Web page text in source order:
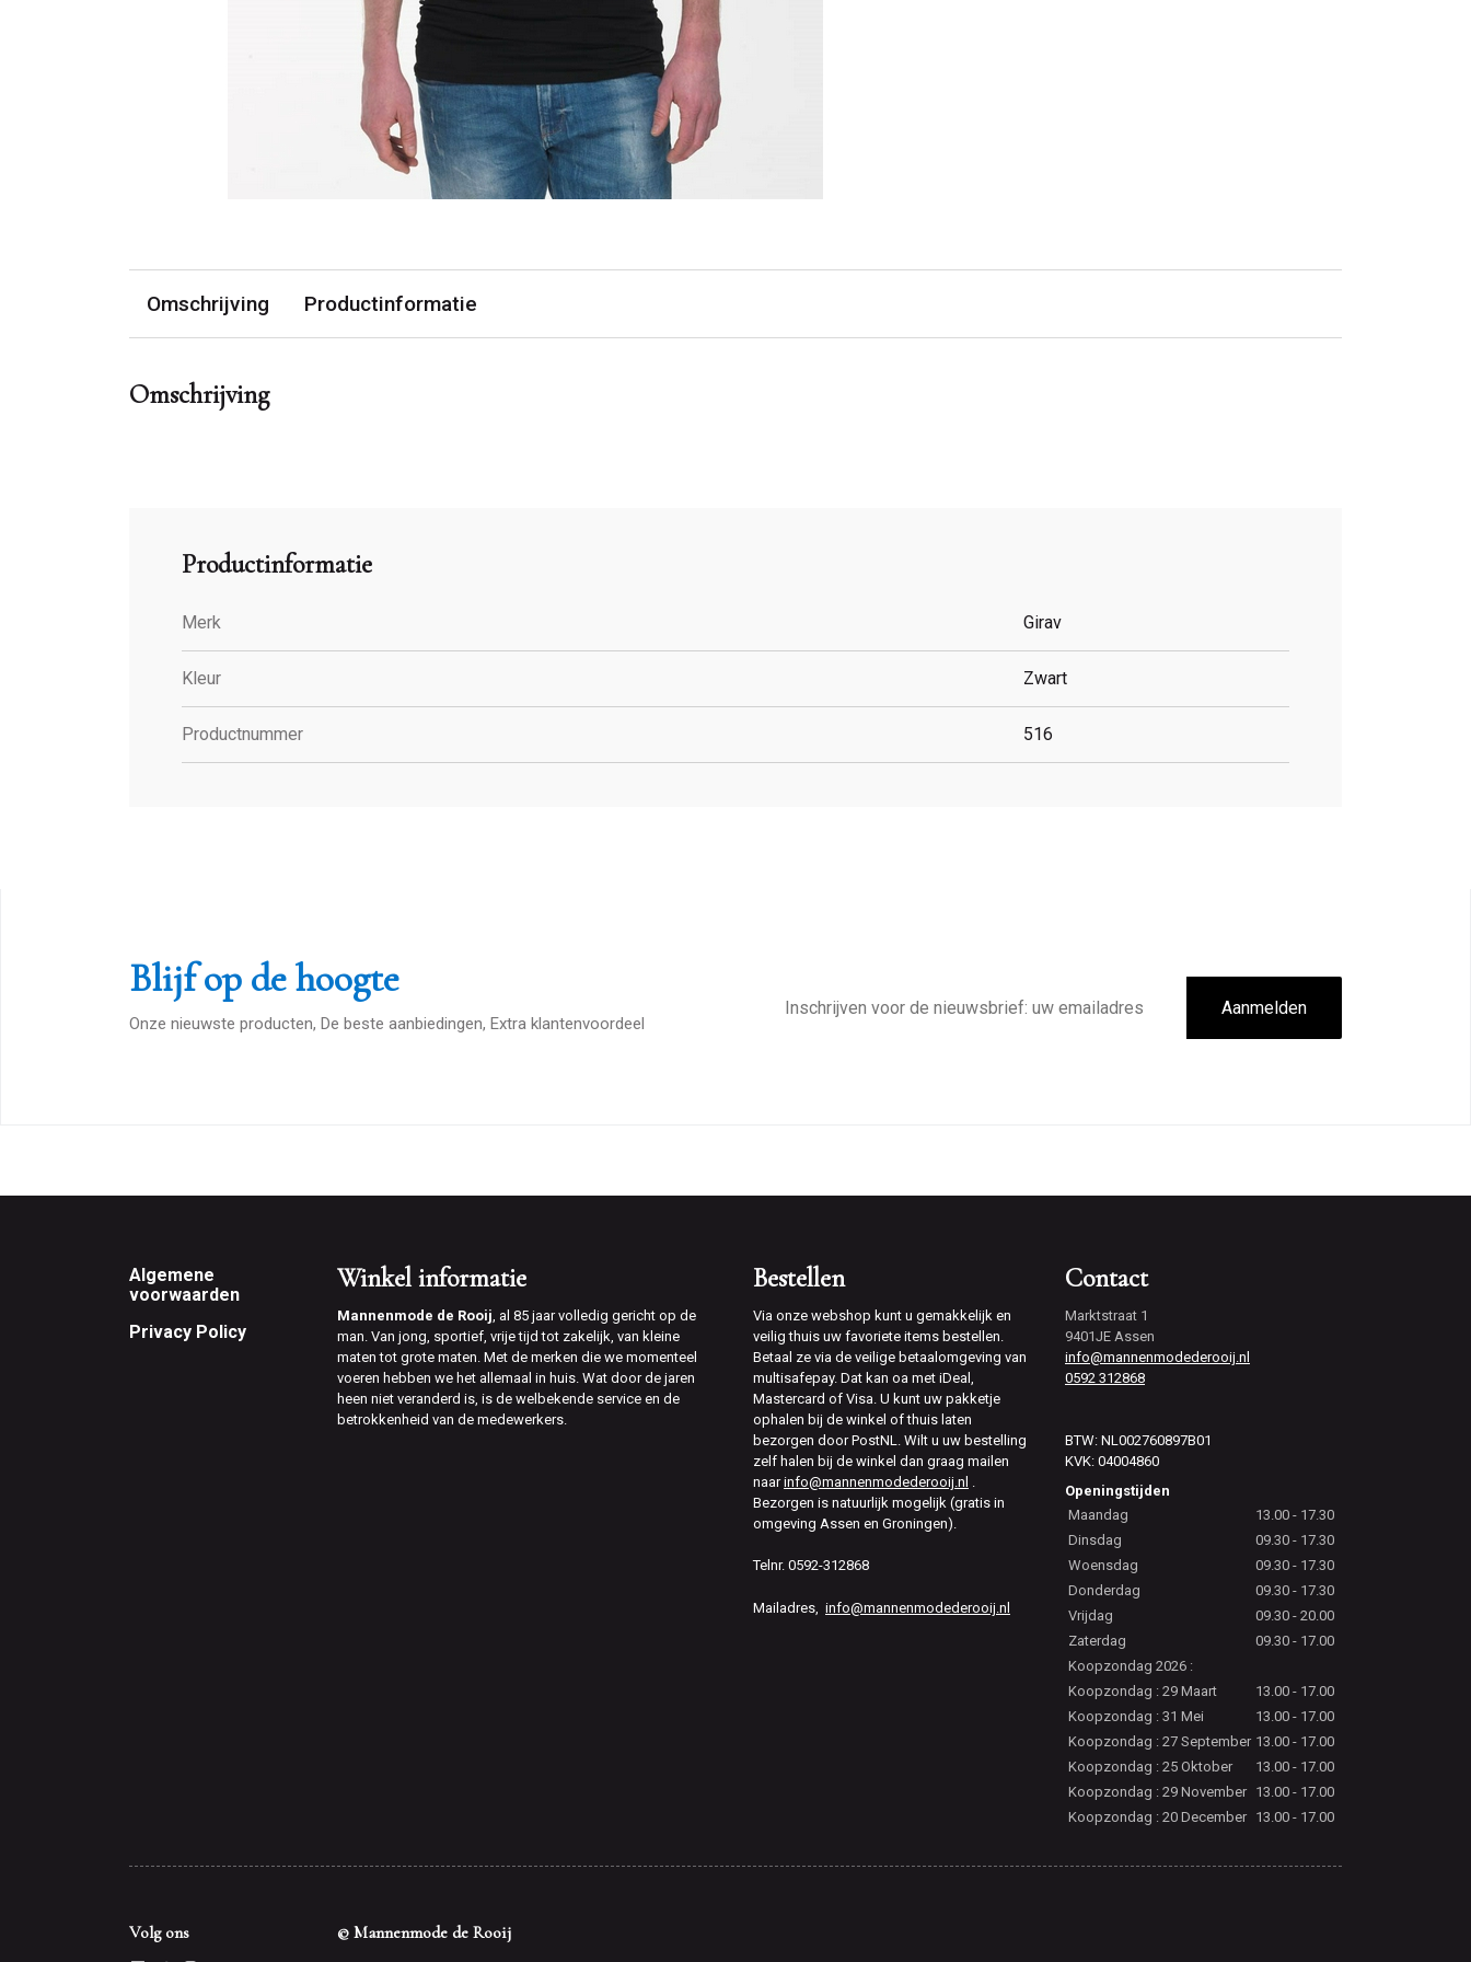
Omschrijving Productinformatie
Omschrijving
Productinformatie
Merk Girav
Kleur Zwart
Productnummer 516
Blijf op de hoogte
Onze nieuwste producten, De beste aanbiedingen, Extra klantenvoordeel
mailadres
Aanmelden
Footer
Algemene
voorwaarden
Privacy Policy
Winkel informatie
Mannenmode de Rooij , al 85 jaar volledig gericht op de
man. Van jong, sportief, vrije tijd tot zakelijk, van kleine
maten tot grote maten. Met de merken die we momenteel
voeren hebben we het allemaal in huis. Wat door de jaren
heen niet veranderd is, is de welbekende service en de
betrokkenheid van de medewerkers.
Bestellen
Via onze webshop kunt u gemakkelijk en
veilig thuis uw favoriete items bestellen.
Betaal ze via de veilige betaalomgeving van
multisafepay. Dat kan oa met iDeal,
Mastercard of Visa. U kunt uw pakketje
ophalen bij de winkel of thuis laten
bezorgen door PostNL. Wilt u uw bestelling
zelf halen bij de winkel dan graag mailen
naarinfo@mannenmodederooij.nl
Bezorgen is natuurlijk mogelijk (gratis in
omgeving Assen en Groningen).
Telnr. 0592-312868
Mailadres, info@mannenmodederooij.nl
Contact
Marktstraat 1
9401JE Assen
info@mannenmodederooij.nl
0592 312868
BTW: NL002760897B01
KVK: 04004860
Openingstijden
Maandag
13.00 - 17.30
Dinsdag
09.30 - 17.30
Woensdag
09.30 - 17.30
Donderdag
09.30 - 17.30
Vrijdag
09.30 - 20.00
Zaterdag
09.30 - 17.00
Koopzondag 2026 :
Koopzondag : 29 Maart
13.00 - 17.00
Koopzondag : 31 Mei
13.00 - 17.00
Koopzondag : 27 September 13.00 - 17.00
Koopzondag : 25 Oktober
13.00 - 17.00
Koopzondag : 29 November 13.00 - 17.00
Koopzondag : 20 December 13.00 - 17.00
Volg ons © Mannenmode de Rooij